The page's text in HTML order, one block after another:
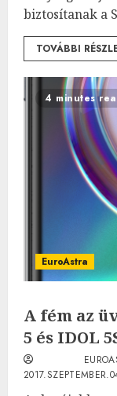
biztosítanak a
TOVÁBBI
4 minutes
EuroAstra
A fém az
5 és IDOL